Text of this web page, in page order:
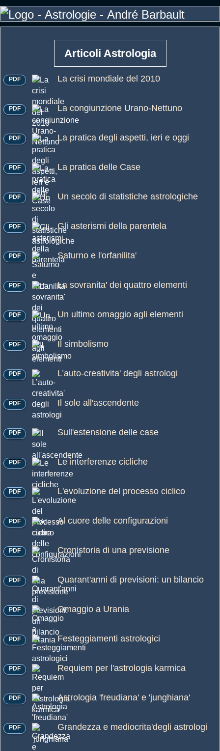
Articoli Astrologia
La crisi mondiale del 2010
PDF
La congiunzione Urano-Nettuno
PDF
La pratica degli aspetti, ieri e oggi
PDF
La pratica delle Case
PDF
Un secolo di statistiche astrologiche
PDF
Gli asterismi della parentela
PDF
Saturno e l'orfanilita'
PDF
La sovranita' dei quattro elementi
PDF
Un ultimo omaggio agli elementi
PDF
Il simbolismo
PDF
L’auto-creativita' degli astrologi
PDF
Il sole all'ascendente
PDF
Sull'estensione delle case
PDF
Le interferenze cicliche
PDF
L'evoluzione del processo ciclico
PDF
Al cuore delle configurazioni
PDF
Cronistoria di una previsione
PDF
Quarant'anni di previsioni: un bilancio
PDF
Omaggio a Urania
PDF
Festeggiamenti astrologici
PDF
Requiem per l'astrologia karmica
PDF
Astrologia 'freudiana' e 'junghiana'
PDF
Grandezza e mediocrita'degli astrologi
PDF